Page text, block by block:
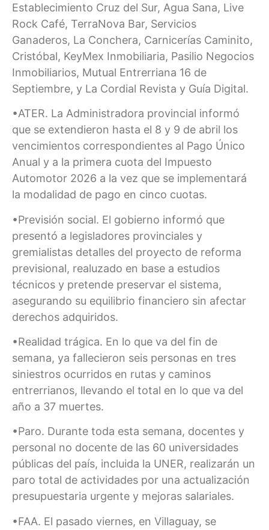
Establecimiento Cruz del Sur, Agua Sana, Live
Rock Café, TerraNova Bar, Servicios
Ganaderos, La Conchera, Carnicerías Caminito,
Cristóbal, KeyMex Inmobiliaria, Pasilio Negocios
Inmobiliarios, Mutual Entrerriana 16 de
Septiembre, y La Cordial Revista y Guía Digital.
•ATER. La Administradora provincial informó
que se extendieron hasta el 8 y 9 de abril los
vencimientos correspondientes al Pago Único
Anual y a la primera cuota del Impuesto
Automotor 2026 a la vez que se implementará
la modalidad de pago en cinco cuotas.
•Previsión social. El gobierno informó que
presentó a legisladores provinciales y
gremialistas detalles del proyecto de reforma
previsional, realuzado en base a estudios
técnicos y pretende preservar el sistema,
asegurando su equilibrio financiero sin afectar
derechos adquiridos.
•Realidad trágica. En lo que va del fin de
semana, ya fallecieron seis personas en tres
siniestros ocurridos en rutas y caminos
entrerrianos, llevando el total en lo que va del
año a 37 muertes.
•Paro. Durante toda esta semana, docentes y
personal no docente de las 60 universidades
públicas del país, incluida la UNER, realizarán un
paro total de actividades por una actualización
presupuestaria urgente y mejoras salariales.
•FAA. El pasado viernes, en Villaguay, se